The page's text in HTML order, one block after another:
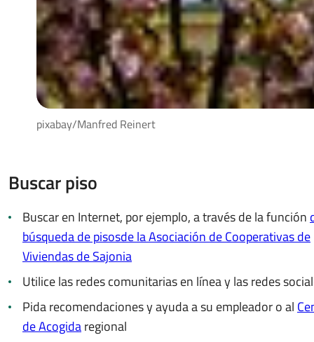
pixabay/Manfred Reinert
Buscar piso
Buscar en Internet, por ejemplo, a través de la función
búsqueda de pisosde la Asociación de Cooperativas de
Viviendas de Sajonia
Utilice las redes comunitarias en línea y las redes
Pida recomendaciones y ayuda a su empleador o al
de Acogidaregional